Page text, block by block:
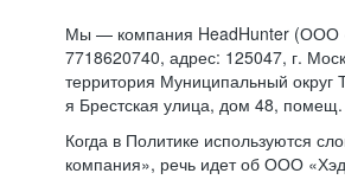
Мы — компания HeadHunter (ООО
7718620740, адрес: 125047, г.
территория Муниципальный округ
я Брестская улица, дом 48,
Когда в Политике используются
компания», речь идет об ООО